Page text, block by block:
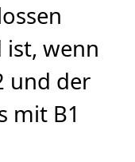
ist, wenn
und der
mit B1